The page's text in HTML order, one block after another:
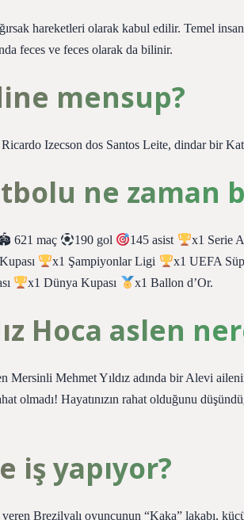
hareketleri olarak kabul edilir. Temel
feces ve feces olarak da bilinir.
mensup?
Izecson dos Santos Leite, dindar bir
ne zaman
621 maç 190 gol 145 asist x1 Serie A
x1 Şampiyonlar Ligi x1 UEFA
x1 Dünya Kupası x1 Ballon d’Or.
Hoca aslen
Mersinli Mehmet Yıldız adında bir Alevi
olmadı! Hayatınızın rahat olduğunu
iş yapıyor?
Brezilyalı oyuncunun “Kaka” lakabı,